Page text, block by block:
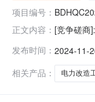
项目编号：
正文内容： [竞争磋商
公司供应
发布时间： 2024-11-
相关产品：
电力改造